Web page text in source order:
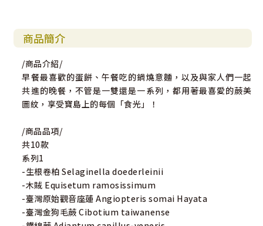
商品簡介
/商品介紹/
早餐最喜歡的蛋餅、午餐吃的鍋燒意麵，以及與家人們一起
共進的晚餐，不管是一雙還是一系列，都用著最喜愛的蕨美
圖紋，享受寶島上的每個「食光」！
/商品品項/
共10款
系列1
-生根卷柏 Selaginella doederleinii
-木賊 Equisetum ramosissimum
-臺灣原始觀音座蓮 Angiopteris somai Hayata
-臺灣金狗毛蕨 Cibotium taiwanense